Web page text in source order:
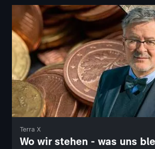
Terra X
Wo wir stehen - was uns